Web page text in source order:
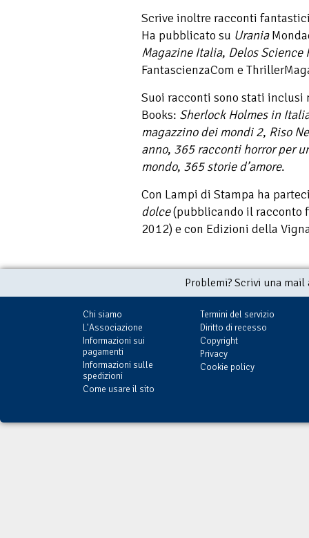
Scrive inoltre racconti
Ha pubblicato su Urania
Magazine Italia, Delos Science
FantascienzaCom e
Suoi racconti sono stati inclusi
Books: Sherlock Holmes in
magazzino dei mondi 2, Riso
anno, 365 racconti horror per
mondo, 365 storie d’amore.
Con Lampi di Stampa ha
dolce(pubblicando il racconto
2012) e con Edizioni della
Problemi? Scrivi una
Chi siamo
L'Associazione
Informazioni sui
pagamenti
Informazioni sulle
spedizioni
Come usare il sito
Termini del servizio
Diritto di recesso
Copyright
Privacy
Cookie policy